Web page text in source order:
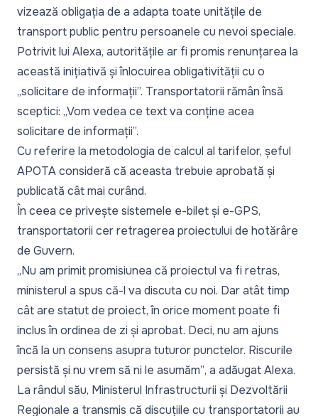
vizează obligația de a adapta toate unitățile de
transport public pentru persoanele cu nevoi speciale.
Potrivit lui Alexa, autoritățile ar fi promis renunțarea la
această inițiativă și înlocuirea obligativității cu o
„solicitare de informații”. Transportatorii rămân însă
sceptici: „Vom vedea ce text va conține acea
solicitare de informații”.
Cu referire la metodologia de calcul al tarifelor, șeful
APOTA consideră că aceasta trebuie aprobată și
publicată cât mai curând.
În ceea ce privește sistemele e-bilet și e-GPS,
transportatorii cer retragerea proiectului de hotărâre
de Guvern.
„Nu am primit promisiunea că proiectul va fi retras,
ministerul a spus că-l va discuta cu noi. Dar atât timp
cât are statut de proiect, în orice moment poate fi
inclus în ordinea de zi și aprobat. Deci, nu am ajuns
încă la un consens asupra tuturor punctelor. Riscurile
persistă și nu vrem să ni le asumăm”, a adăugat Alexa.
La rândul său, Ministerul Infrastructurii și Dezvoltării
Regionale a transmis că discuțiile cu transportatorii au